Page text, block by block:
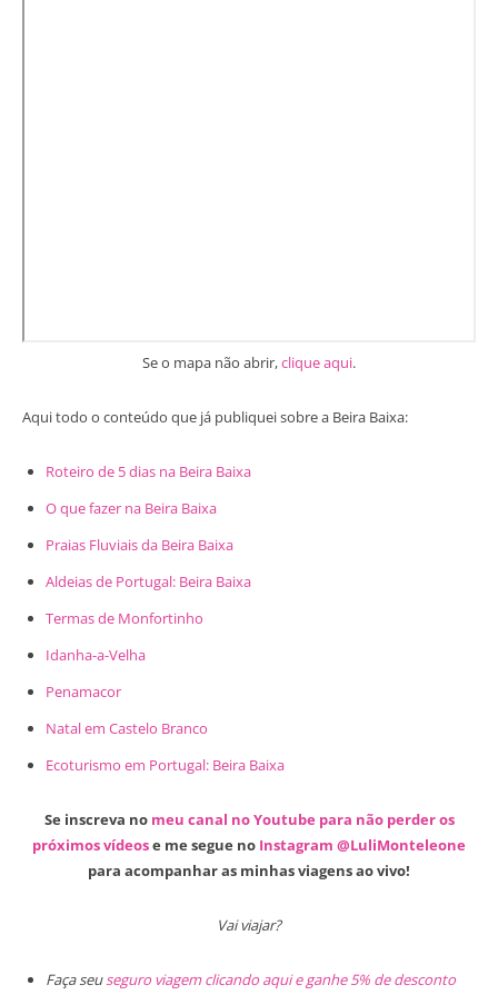
Se o mapa não abrir,clique aqui.
Aqui todo o conteúdo que já publiquei sobre a Beira Baixa:
Roteiro de 5 dias na Beira Baixa
O que fazer na Beira Baixa
Praias Fluviais da Beira Baixa
Aldeias de Portugal: Beira Baixa
Termas de Monfortinho
Idanha-a-Velha
Penamacor
Natal em Castelo Branco
Ecoturismo em Portugal: Beira Baixa
Se inscreva no meu canal no Youtube para não perder os
próximos vídeose me segue no Instagram @LuliMonteleone
para acompanhar as minhas viagens ao vivo!
Vai viajar?
Faça seuseguro viagem clicando aqui e ganhe 5% de desconto